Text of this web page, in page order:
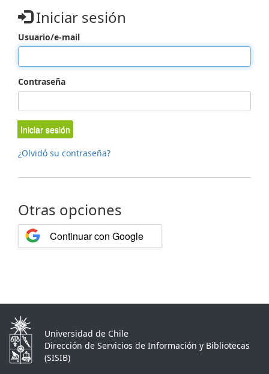
Iniciar sesión
Usuario/e-mail
Contraseña
Iniciar sesión
¿Olvidó su contraseña?
Otras opciones
Continuar con Google
Universidad de Chile
Dirección de Servicios de Información y Bibliotecas
(SISIB)